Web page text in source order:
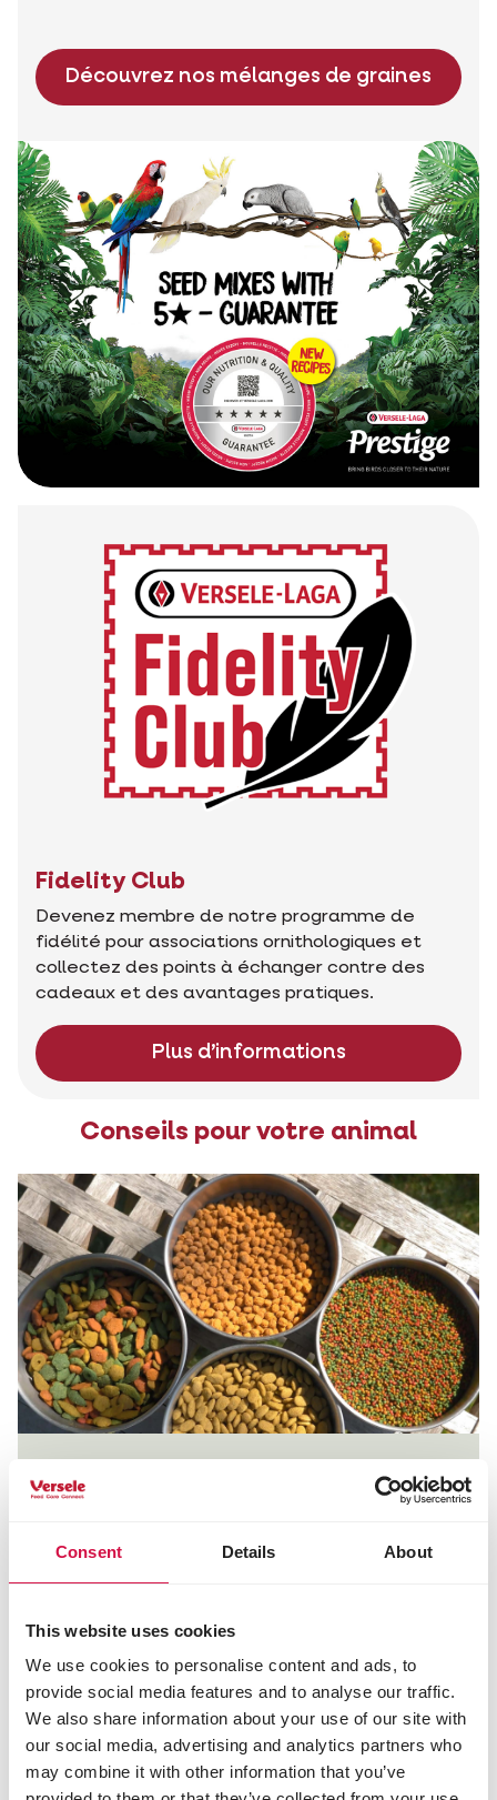
Consent Details About
This website uses cookies
We use cookies to personalise content and ads, to
provide social media features and to analyse our traffic.
We also share information about your use of our site with
our social media, advertising and analytics partners who
may combine it with other information that you’ve
Découvrez nos mélanges de graines
Fidelity Club
Devenez membre de notre programme de
fidélité pour associations ornithologiques et
collectez des points à échanger contre des
cadeaux et des avantages pratiques.
Plus d’informations
Conseils pour votre animal
VOS OISEAUX AUX
DOCTEUR PATRICK